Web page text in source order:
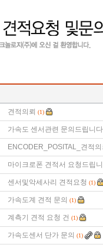
견적의뢰 (1)
가속도 센서관련 문의드립니
ENCODER_POSITAL_견적
마이크로폰 견적서 요청드립
센서및악세사리 견적요청 (1)
가속도계 견적 문의 (1)
계측기 견적 요청 건 (1)
가속도센서 단가 문의 (1)